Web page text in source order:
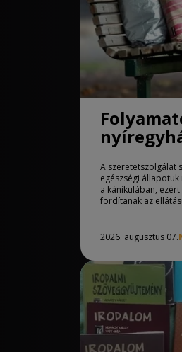
A szeretetszolgálat
egészségi
a kánikulában,
fordítanak az
2026. augusztus 07.